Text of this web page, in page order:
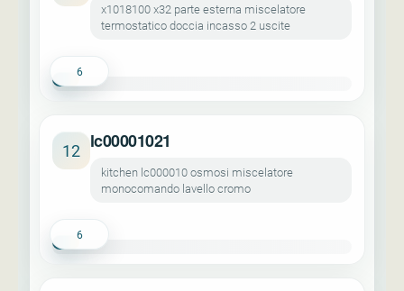
x1018100 x32 parte esterna miscelatore
termostatico doccia incasso 2 uscite
6
12 lc00001021
kitchen lc000010 osmosi miscelatore
monocomando lavello cromo
6